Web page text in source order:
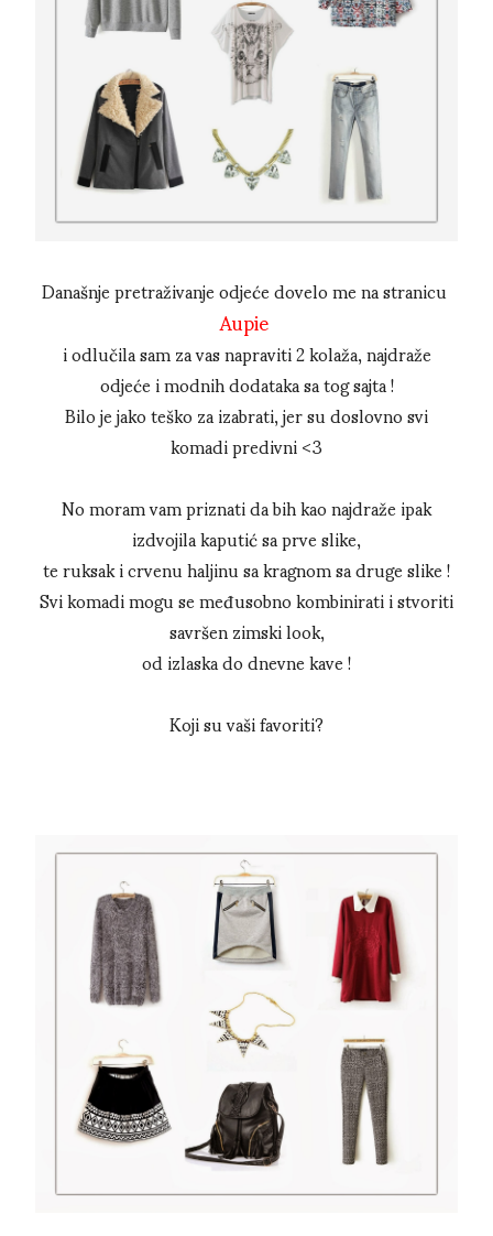
Današnje pretraživanje odjeće dovelo me na stranicu
Aupie
i odlučila sam za vas napraviti 2 kolaža, najdraže
odjeće i modnih dodataka sa tog sajta !
Bilo je jako teško za izabrati, jer su doslovno svi
komadi predivni <3
No moram vam priznati da bih kao najdraže ipak
izdvojila kaputić sa prve slike,
te ruksak i crvenu haljinu sa kragnom sa druge slike !
Svi komadi mogu se međusobno kombinirati i stvoriti
savršen zimski look,
od izlaska do dnevne kave !
Koji su vaši favoriti?